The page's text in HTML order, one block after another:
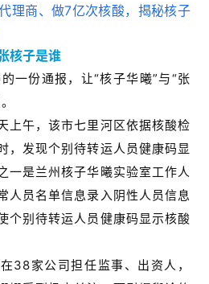
核子是谁
一份通报，让“核子华曦”与“张
上午，该市七里河区依据核酸检
，发现个别待转运人员健康码显
一是兰州核子华曦实验室工作人
人员名单信息录入阴性人员信息
个别待转运人员健康码显示核酸
38家公司担任监事、出资人，